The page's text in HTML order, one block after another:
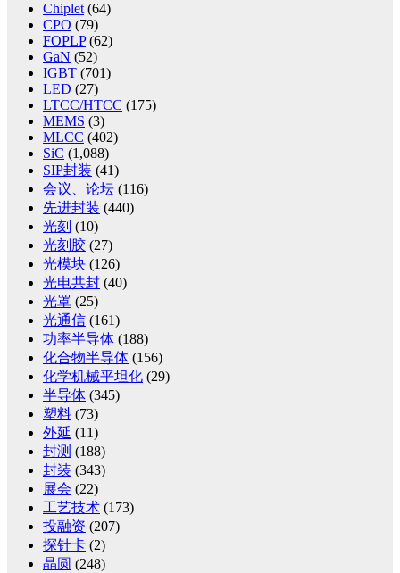
Chiplet (64)
CPO (79)
FOPLP(62)
GaN (52)
IGBT (701)
LED (27)
LTCC/HTCC (175)
MEMS (3)
MLCC (402)
SiC (1,088)
SIP封装 (41)
会议、论坛 (116)
先进封装 (440)
光刻 (10)
光刻胶 (27)
光模块 (126)
光电共封 (40)
光罩 (25)
光通信 (161)
功率半导体 (188)
化合物半导体 (156)
化学机械平坦化 (29)
半导体 (345)
塑料 (73)
外延 (11)
封测 (188)
封装 (343)
展会 (22)
工艺技术 (173)
投融资 (207)
探针卡 (2)
晶圆 (248)